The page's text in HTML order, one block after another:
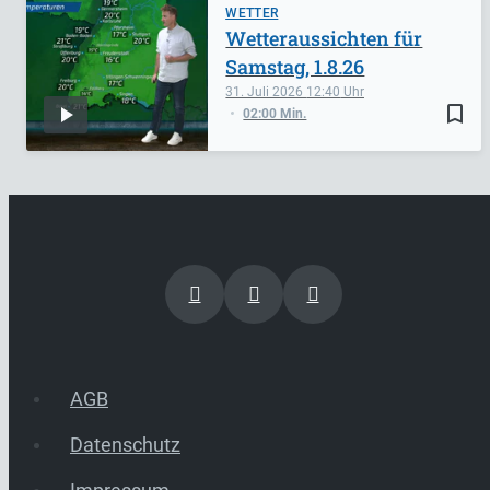
WETTER
bookmark_border
31. Juli 2026 12:40
02:00 Min.
Wetteraussichten für
Samstag, 1.8.26
AGB
Datenschutz